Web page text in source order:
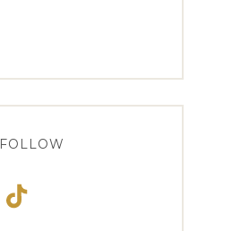
FOLLOW
TikTok